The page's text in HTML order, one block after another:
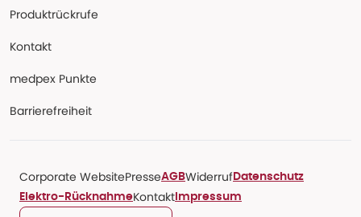
Produktrückrufe
Kontakt
medpex Punkte
Barrierefreiheit
Corporate WebsitePresseAGBWiderruf Datenschutz
Elektro-RücknahmeKontakt Impressum